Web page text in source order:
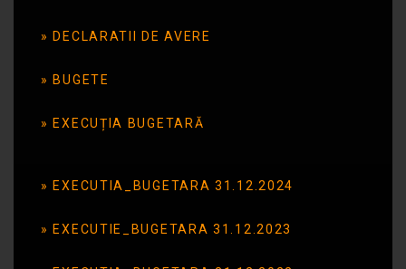
DECLARATII DE AVERE
BUGETE
EXECUȚIA BUGETARĂ
EXECUTIA_BUGETARA 31.12.2024
EXECUTIE_BUGETARA 31.12.2023
IUNIE2025
GROSU Magda decl avere 06.2024